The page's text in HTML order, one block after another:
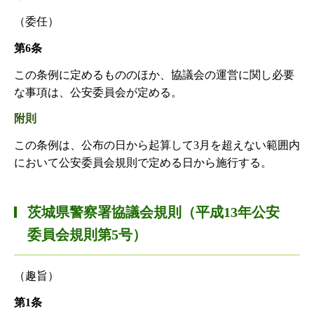
（委任）
第6条
この条例に定めるもののほか、協議会の運営に関し必要
な事項は、公安委員会が定める。
附則
この条例は、公布の日から起算して3月を超えない範囲内
において公安委員会規則で定める日から施行する。
茨城県警察署協議会規則（平成13年公安
委員会規則第5号）
（趣旨）
第1条